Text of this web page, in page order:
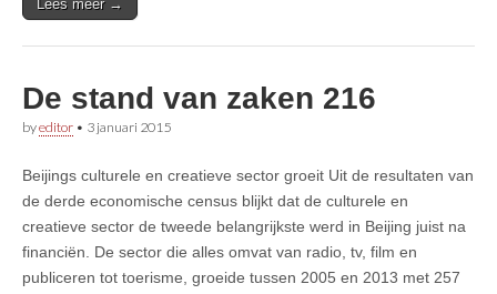
Lees meer →
De stand van zaken 216
byeditor • 3 januari 2015
Beijings culturele en creatieve sector groeit Uit de resultaten van
de derde economische census blijkt dat de culturele en
creatieve sector de tweede belangrijkste werd in Beijing juist na
financiën. De sector die alles omvat van radio, tv, film en
publiceren tot toerisme, groeide tussen 2005 en 2013 met 257